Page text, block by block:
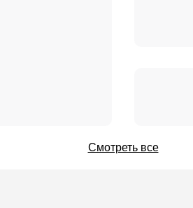
Смотреть все